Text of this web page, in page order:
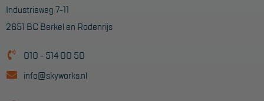
Industrieweg 7-11
2651 BC Berkel en Rodenrijs
010 - 514 00 50
info@skyworks.nl